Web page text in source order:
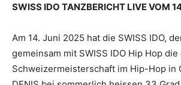
SWISS IDO TANZBERICHT LIVE VOM
Am 14. Juni 2025 hat die SWISS IDO,
gemeinsam mit SWISS IDO Hip Hop die
Schweizermeisterschaft im Hip-Hop in